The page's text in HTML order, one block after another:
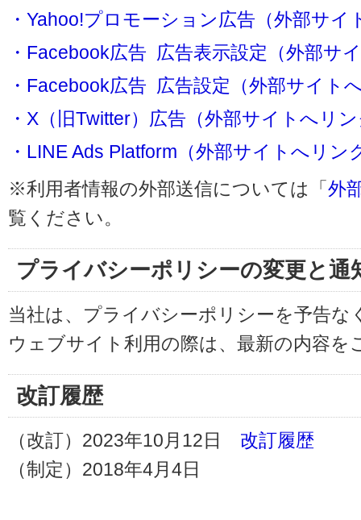
・Yahoo!プロモーション広告（外部サイ
・Facebook広告 広告表示設定（外部サ
・Facebook広告 広告設定（外部サイト
・X（旧Twitter）広告（外部サイトへリ
・LINE Ads Platform（外部サイトへリン
※利用者情報の外部送信については「外
覧ください。
プライバシーポリシーの変更と通
当社は、プライバシーポリシーを予告
ウェブサイト利用の際は、最新の内容を
改訂履歴
（改訂）2023年10月12日 改訂履歴
（制定）2018年4月4日